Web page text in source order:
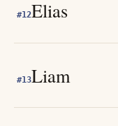
#12Elias
#13Liam